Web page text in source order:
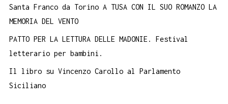
Santa Franco da Torino A TUSA CON IL SUO ROMANZO LA
MEMORIA DEL VENTO
PATTO PER LA LETTURA DELLE MADONIE. Festival
letterario per bambini.
Il libro su Vincenzo Carollo al Parlamento
Siciliano